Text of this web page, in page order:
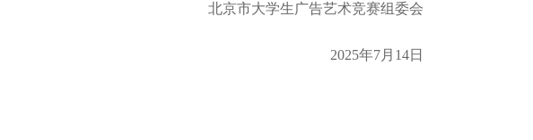
北京市大学生广告艺术竞赛组委会
2025年7月14日